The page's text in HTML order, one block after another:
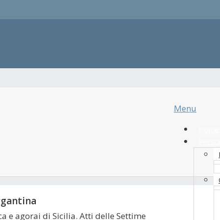
Menu
e agorai di Sicilia. Atti delle Settime